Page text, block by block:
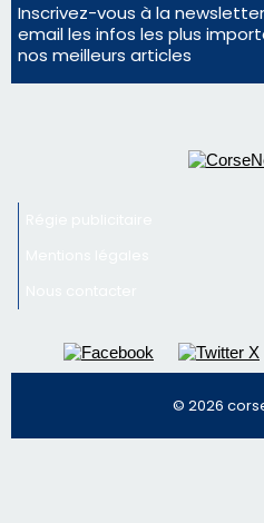
Inscrivez-vous à la
email les infos les plus
nos meilleurs articles
© 2026